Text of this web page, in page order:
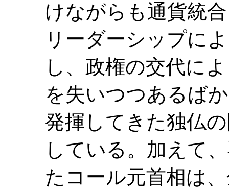
けながらも通貨統
リーダーシップに
し、政権の交代に
を失いつつあるば
発揮してきた独仏
している。加えて
たコール元首相は